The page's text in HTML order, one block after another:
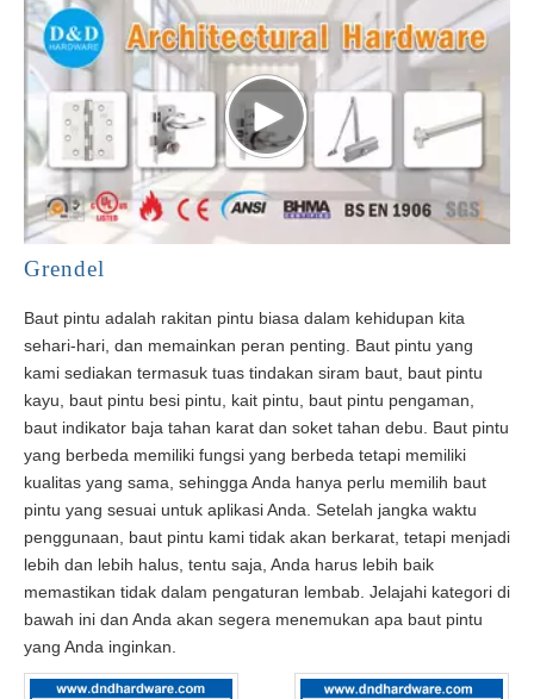
Grendel
Baut pintu adalah rakitan pintu biasa dalam kehidupan kita
sehari-hari, dan memainkan peran penting. Baut pintu yang
kami sediakan termasuk tuas tindakan siram baut, baut pintu
kayu, baut pintu besi pintu, kait pintu, baut pintu pengaman,
baut indikator baja tahan karat dan soket tahan debu. Baut pintu
yang berbeda memiliki fungsi yang berbeda tetapi memiliki
kualitas yang sama, sehingga Anda hanya perlu memilih baut
pintu yang sesuai untuk aplikasi Anda. Setelah jangka waktu
penggunaan, baut pintu kami tidak akan berkarat, tetapi menjadi
lebih dan lebih halus, tentu saja, Anda harus lebih baik
memastikan tidak dalam pengaturan lembab. Jelajahi kategori di
bawah ini dan Anda akan segera menemukan apa baut pintu
yang Anda inginkan.